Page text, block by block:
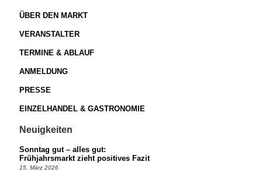
ÜBER DEN MARKT
VERANSTALTER
TERMINE & ABLAUF
ANMELDUNG
PRESSE
EINZELHANDEL & GASTRONOMIE
Neuigkeiten
Sonntag gut – alles gut:
Frühjahrsmarkt zieht positives Fazit
15. März 2026